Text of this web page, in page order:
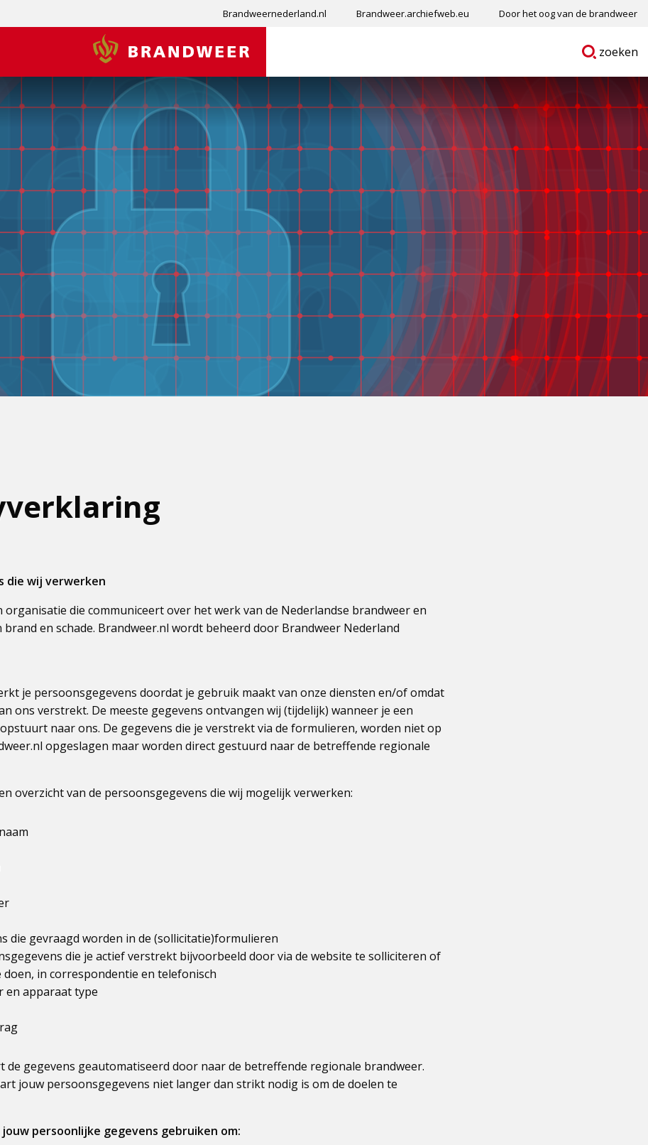
Brandweernederland.nl Brandweer.archiefweb.eu Door het oog van de brandweer
Brandweer
Ga
zoeken
die wij verwerken
organisatie die communiceert over het werk van de Nederlandse brandweer en
en schade. Brandweer.nl wordt beheerd door Brandweer Nederland
je persoonsgegevens doordat je gebruik maakt van onze diensten en/of omdat
ons verstrekt. De meeste gegevens ontvangen wij (tijdelijk) wanneer je een
naar ons. De gegevens die je verstrekt via de formulieren, worden niet op
opgeslagen maar worden direct gestuurd naar de betreffende regionale
overzicht van de persoonsgegevens die wij mogelijk verwerken:
die gevraagd worden in de (sollicitatie)formulieren
die je actief verstrekt bijvoorbeeld door via de website te solliciteren of
doen, in correspondentie en telefonisch
en apparaat type
de gegevens geautomatiseerd door naar de betreffende regionale brandweer.
jouw persoonsgegevens niet langer dan strikt nodig is om de doelen te
persoonlijke gegevens gebruiken om: